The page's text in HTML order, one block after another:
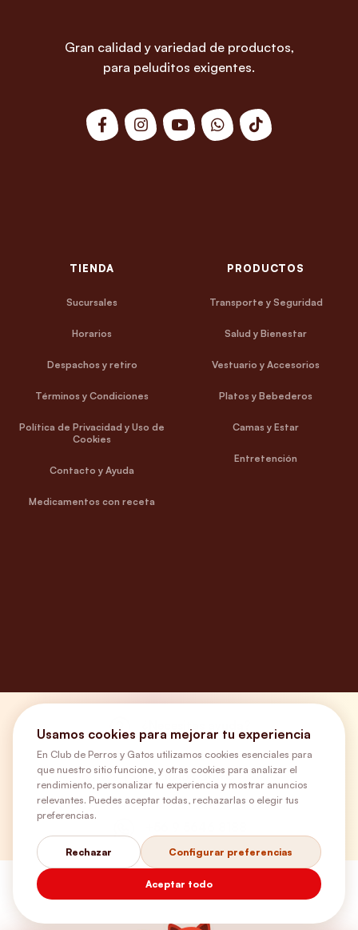
Gran calidad y variedad de productos,
para peluditos exigentes.
TIENDA
Sucursales
Horarios
Despachos y retiro
Términos y Condiciones
Política de Privacidad y Uso de
Cookies
Contacto y Ayuda
Medicamentos con receta
PRODUCTOS
Transporte y Seguridad
Salud y Bienestar
Vestuario y Accesorios
Platos y Bebederos
Camas y Estar
Entretención
¿Necesitas ayuda?
Envíos Gratis
Usamos cookies para mejorar tu experiencia
En Club de Perros y Gatos utilizamos cookies esenciales para
que nuestro sitio funcione, y otras cookies para analizar el
rendimiento, personalizar tu experiencia y mostrar anuncios
relevantes. Puedes aceptar todas, rechazarlas o elegir tus
preferencias.
Rechazar Configurar preferencias
Aceptar todo